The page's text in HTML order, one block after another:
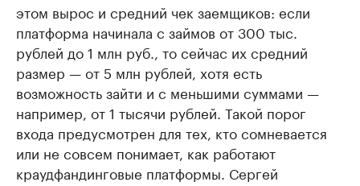
этом вырос и средний чек заемщиков: если
платформа начинала с займов от 300 тыс.
рублей до 1 млн руб., то сейчас их средний
размер — от 5 млн рублей, хотя есть
возможность зайти и с меньшими суммами —
например, от 1 тысячи рублей. Такой порог
входа предусмотрен для тех, кто сомневается
или не совсем понимает, как работают
краудфандинговые платформы. Сергей